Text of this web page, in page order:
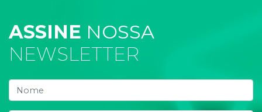
ASSINE NOSSA
NEWSLETTER